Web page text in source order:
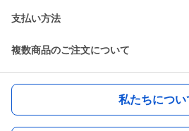
支払い方法
複数商品のご注文について
私たちについ